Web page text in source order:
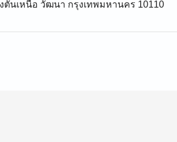
ตันเหนือ วัฒนา กรุงเทพมหานคร 10110